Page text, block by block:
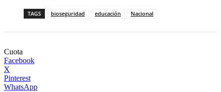
TAGS bioseguridad educación Nacional
Cuota
Facebook
X
Pinterest
WhatsApp